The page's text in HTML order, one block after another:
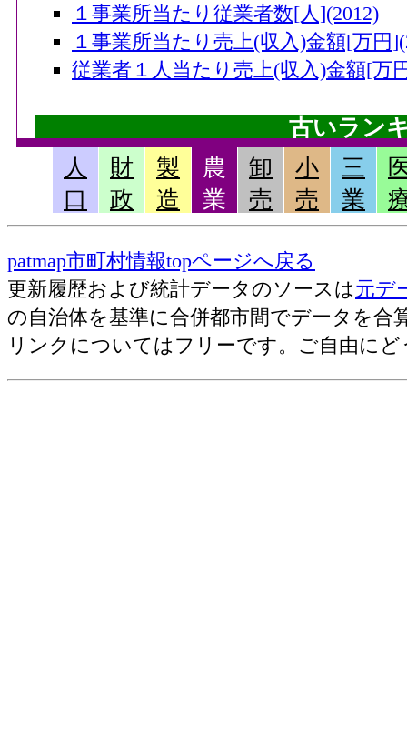
１事業所当たり従業者数[人](2012)
１事業所当たり売上(収入)金額[万円
従業者１人当たり売上(収入)金額[万
古いラン
畜産産出額・小計[千万円](2006)
果実産出額[千万円](2006)
耕種産出額・小計[千万円](2006)
農業産出額・総計[千万円](2006)
野菜産出額[千万円](2006)
売上(収入)金額[百万円](2012)
人
口
財
政
製
造
農
業
卸
売
小
売
三
業
patmap市町村情報topページへ戻る
更新履歴および統計データのソースは元デ
の自治体を基準に合併都市間でデータを合
リンクについてはフリーです。ご自由にど